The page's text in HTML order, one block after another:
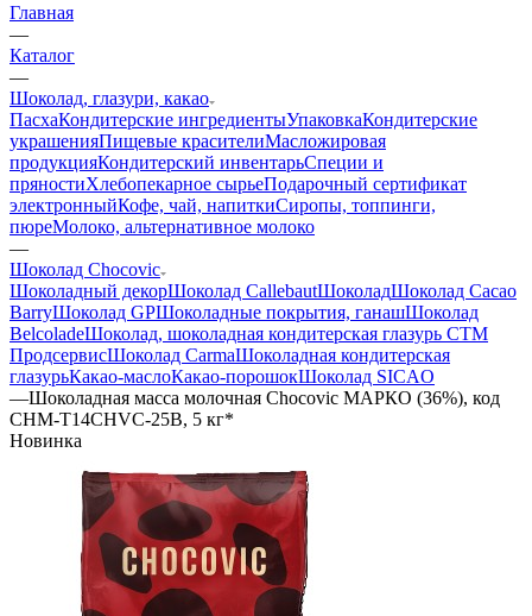
Главная
—
Каталог
—
Шоколад, глазури, какао
ПасхаКондитерские ингредиентыУпаковкаКондитерские
украшенияПищевые красителиМасложировая
продукцияКондитерский инвентарьСпеции и
пряностиХлебопекарное сырьеПодарочный сертификат
электронныйКофе, чай, напиткиСиропы, топпинги,
пюреМолоко, альтернативное молоко
—
Шоколад Chocovic
Шоколадный декорШоколад CallebautШоколадШоколад Cacao
BarryШоколад GPШоколадные покрытия, ганашШоколад
BelcoladeШоколад, шоколадная кондитерская глазурь СТМ
ПродсервисШоколад CarmaШоколадная кондитерская
глазурьКакао-маслоКакао-порошокШоколад SICAO
—Шоколадная масса молочная Chocovic МАРКО (36%), код
CHM-T14CHVC-25B, 5 кг*
Новинка